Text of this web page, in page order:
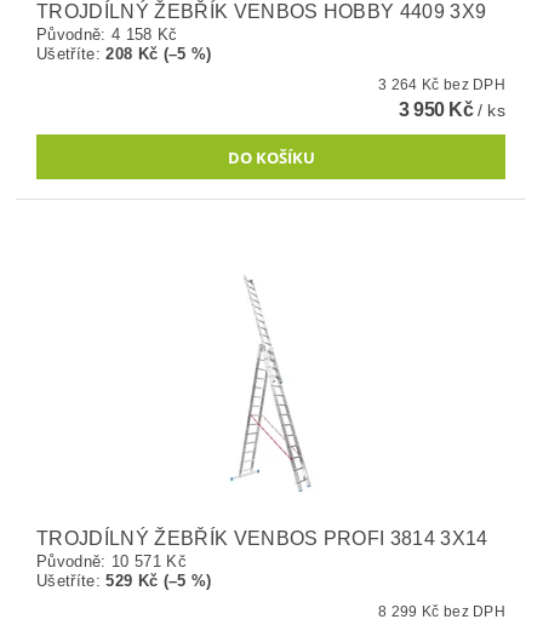
TROJDÍLNÝ ŽEBŘÍK VENBOS HOBBY 4409 3X9
Původně: 4 158 Kč
Ušetříte:208 Kč (–5 %)
3 264 Kč bez DPH
3 950 Kč/ ks
TROJDÍLNÝ ŽEBŘÍK VENBOS PROFI 3814 3X14
Původně: 10 571 Kč
Ušetříte:529 Kč (–5 %)
8 299 Kč bez DPH